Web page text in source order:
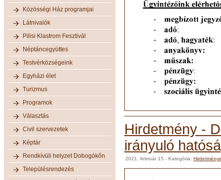
Közösségi Ház programjai
Látnivalók
Pilisi Klastrom Fesztivál
Néptáncegyüttes
Testvérközségeink
Egyházi élet
Turizmus
Programok
Választás
Civil szervezetek
Képtár
Rendkívüli helyzet Dobogókőn
Településrendezés
Hirdetmény -
irányuló
2021. február 15 - Kategória: